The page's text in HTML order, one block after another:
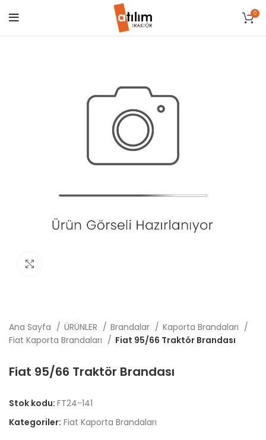
0
Ana Sayfa ÜRÜNLER Brandalar
Kaporta Brandaları
Fiat Kaporta Brandaları
Fiat 95/66 Traktör Brandası
Fiat 95/66 Traktör Brandası
Stok kodu: FT24-141
Kategoriler: Fiat Kaporta Brandaları